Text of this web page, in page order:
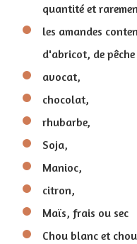
quantité et
les amandes
d'abricot, de
avocat,
chocolat,
rhubarbe,
Soja,
Manioc,
citron,
Maïs, frais ou sec
Chou blanc et